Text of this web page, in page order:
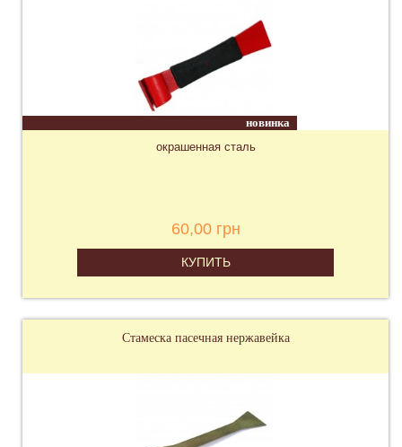
новинка
окрашенная сталь
60,00 грн
КУПИТЬ
Стамеска пасечная нержавейка